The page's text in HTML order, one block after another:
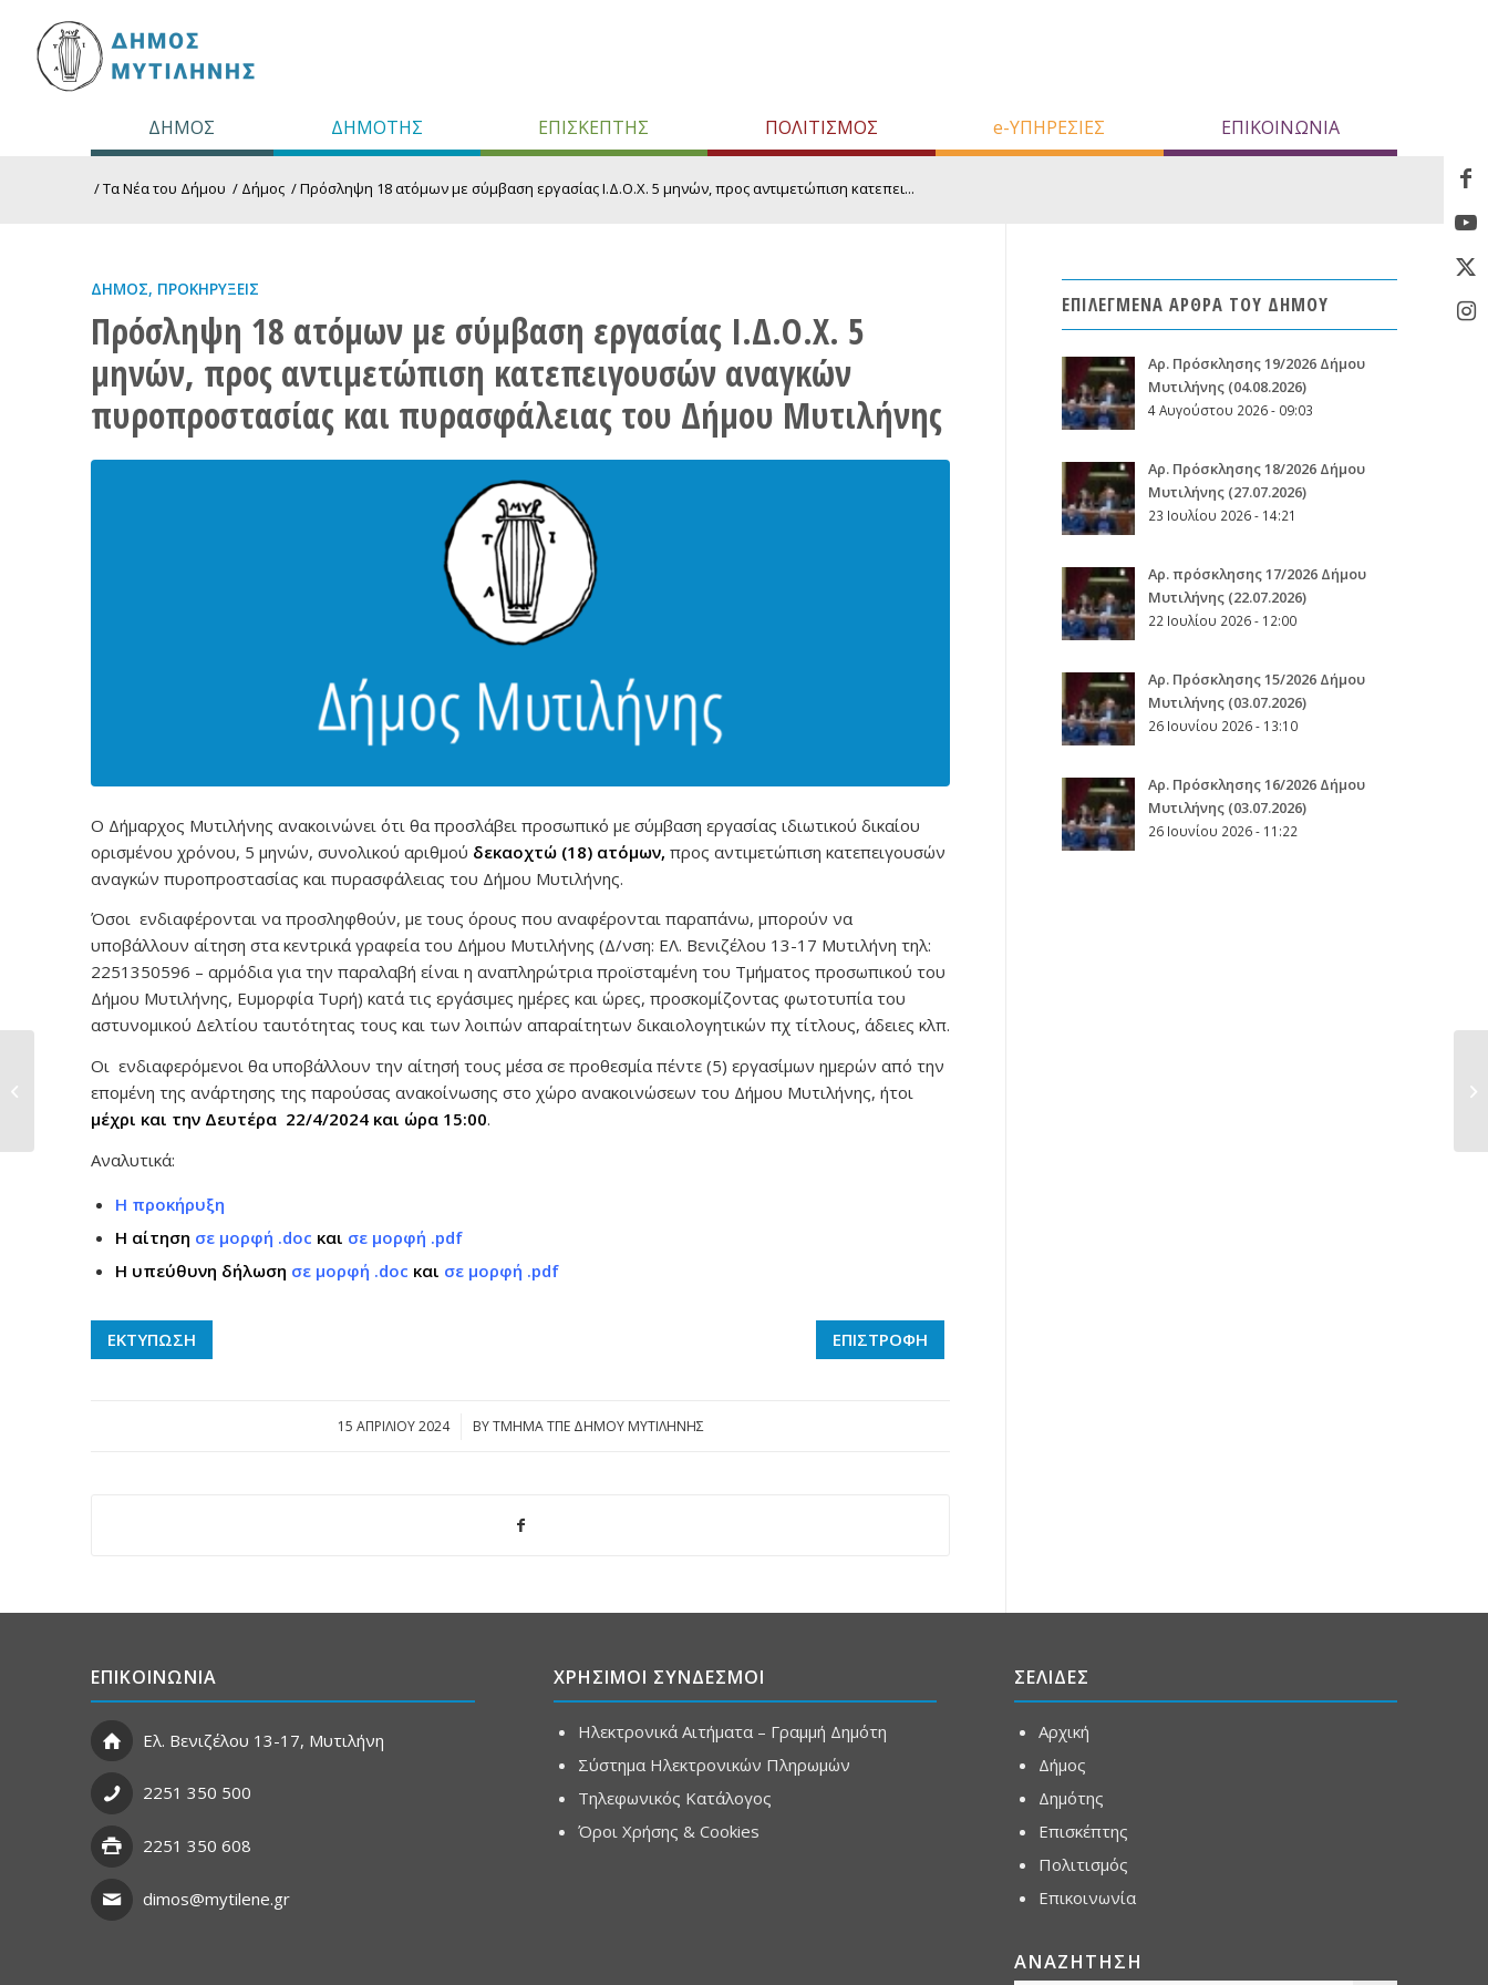
ΔΗΜΟΣ ΔΗΜΟΤΗΣ ΕΠΙΣΚΕΠΤΗΣ ΠΟΛΙΤΙΣΜΟΣ e-ΥΠΗΡΕΣΙΕΣ ΕΠΙΚΟΙΝΩΝΙΑ
/Τα Νέα του Δήμου / Δήμος /Πρόσληψη 18 ατόμων με σύμβαση εργασίας Ι.Δ.Ο.Χ. 5 μηνών, προς αντιμετώπιση κατεπει...
ΔΉΜΟΣ, ΠΡΟΚΗΡΎΞΕΙΣ
Πρόσληψη 18 ατόμων με σύμβαση εργασίας Ι.Δ.Ο.Χ. 5
μηνών, προς αντιμετώπιση κατεπειγουσών αναγκών
πυροπροστασίας και πυρασφάλειας του Δήμου Μυτιλήνης
Ο Δήμαρχος Μυτιλήνης ανακοινώνει ότι θα προσλάβει προσωπικό με σύμβαση εργασίας ιδιωτικού δικαίου
ορισμένου χρόνου, 5 μηνών, συνολικού αριθμού δεκαοχτώ (18) ατόμων, προς αντιμετώπιση κατεπειγουσών
αναγκών πυροπροστασίας και πυρασφάλειας του Δήμου Μυτιλήνης.
Όσοι ενδιαφέρονται να προσληφθούν, με τους όρους που αναφέρονται παραπάνω, μπορούν να
υποβάλλουν αίτηση στα κεντρικά γραφεία του Δήμου Μυτιλήνης (Δ/νση: ΕΛ. Βενιζέλου 13-17 Μυτιλήνη τηλ:
2251350596 – αρμόδια για την παραλαβή είναι η αναπληρώτρια προϊσταμένη του Τμήματος προσωπικού του
Δήμου Μυτιλήνης, Ευμορφία Τυρή) κατά τις εργάσιμες ημέρες και ώρες, προσκομίζοντας φωτοτυπία του
αστυνομικού Δελτίου ταυτότητας τους και των λοιπών απαραίτητων δικαιολογητικών πχ τίτλους, άδειες κλπ.
Οι ενδιαφερόμενοι θα υποβάλλουν την αίτησή τους μέσα σε προθεσμία πέντε (5) εργασίμων ημερών από την
επομένη της ανάρτησης της παρούσας ανακοίνωσης στο χώρο ανακοινώσεων του Δήμου Μυτιλήνης, ήτοι
μέχρι και την Δευτέρα 22/4/2024 και ώρα 15:00.
Αναλυτικά:
Η προκήρυξη
Η αίτηση σε μορφή .doc και σε μορφή .pdf
Η υπεύθυνη δήλωση σε μορφή .doc και σε μορφή .pdf
ΕΚΤΥΠΩΣΗ ΕΠΙΣΤΡΟΦΗ
15 ΑΠΡΙΛΊΟΥ 2024
/ BYΤΜΗΜΑ ΤΠΕ ΔΗΜΟΥ ΜΥΤΙΛΗΝΗΣ
ΕΠΙΛΕΓΜΕΝΑ ΑΡΘΡΑ ΤΟΥ ΔΗΜΟΥ
Aρ. Πρόσκλησης 19/2026 Δήμου
Μυτιλήνης (04.08.2026)
4 Αυγούστου 2026 - 09:03
Aρ. Πρόσκλησης 18/2026 Δήμου
Μυτιλήνης (27.07.2026)
23 Ιουλίου 2026 - 14:21
Αρ. πρόσκλησης 17/2026 Δήμου
Μυτιλήνης (22.07.2026)
22 Ιουλίου 2026 - 12:00
Aρ. Πρόσκλησης 15/2026 Δήμου
Μυτιλήνης (03.07.2026)
26 Ιουνίου 2026 - 13:10
Aρ. Πρόσκλησης 16/2026 Δήμου
Μυτιλήνης (03.07.2026)
26 Ιουνίου 2026 - 11:22
ΕΠΙΚΟΙΝΩΝΙΑ
Ελ. Βενιζέλου 13-17, Μυτιλήνη
2251 350 500
2251 350 608
dimos@mytilene.gr
ΧΡΗΣΙΜΟΙ ΣΥΝΔΕΣΜΟΙ
Ηλεκτρονικά Αιτήματα – Γραμμή Δημότη
Σύστημα Ηλεκτρονικών Πληρωμών
Τηλεφωνικός Κατάλογος
Όροι Χρήσης & Cookies
ΣΕΛΙΔΕΣ
Αρχική
Δήμος
Δημότης
Επισκέπτης
Πολιτισμός
Επικοινωνία
ΑΝΑΖΗΤΗΣΗ
Πρόεδρος της
Επιτροπής Ανάπτυξης
και Υποστήριξης...